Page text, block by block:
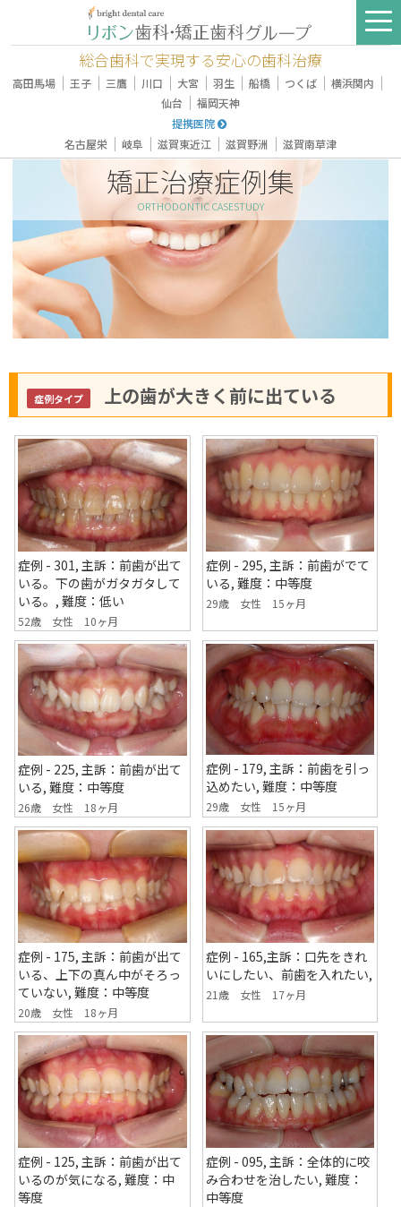
総合歯科で実現する安心の歯科治療
高田馬場 ｜ 王子 ｜ 三鷹 ｜ 川口 ｜ 大宮 ｜ 羽生 ｜ 船橋 ｜ つくば ｜ 横浜関内 ｜
仙台 ｜ 福岡天神
提携医院
名古屋栄 ｜ 岐阜 ｜ 滋賀東近江 ｜ 滋賀野洲 ｜ 滋賀南草津
矯正治療症例集
ORTHODONTIC CASESTUDY
症例タイプ 上の歯が大きく前に出ている
症例 - 301, 主訴：前歯が出て
いる。下の歯がガタガタして
いる。, 難度：低い
52歳 女性 10ヶ月
症例 - 295, 主訴：前歯がでて
いる, 難度：中等度
29歳 女性 15ヶ月
症例 - 225, 主訴：前歯が出て
いる, 難度：中等度
26歳 女性 18ヶ月
症例 - 179, 主訴：前歯を引っ
込めたい, 難度：中等度
29歳 女性 15ヶ月
症例 - 175, 主訴：前歯が出て
いる、上下の真ん中がそろっ
ていない, 難度：中等度
20歳 女性 18ヶ月
症例 - 165,主訴：口先をきれ
いにしたい、前歯を入れたい,
21歳 女性 17ヶ月
症例 - 125, 主訴：前歯が出て
いるのが気になる, 難度：中
等度
症例 - 095, 主訴：全体的に咬
み合わせを治したい, 難度：
中等度